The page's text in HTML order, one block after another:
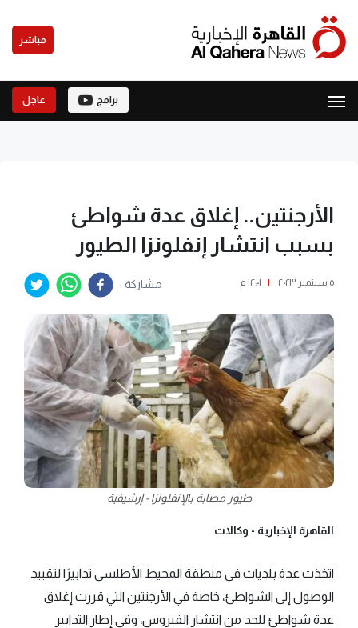
مباشر
برامج عاجل
الأرجنتين.. إغلاق عدة شواطئ
بسبب انتشار إنفلونزا الطيور
٥ سبتمبر ٢٠٢٣ | ١٢:٠١ م مشاركة :
طيور مصابة بالإنفلونزا - إرشيفية
القاهرة الإخبارية - وكالات
اتخذت عدة بلديات في منطقة المحيط الأطلسي تدابيرًا لتقييد
الوصول إلى الشواطئ، خاصة في الأرجنتين التي قررت إغلاق
عدة شواطئ للحد من انتشار الفيروس، وفي إطار التدابير